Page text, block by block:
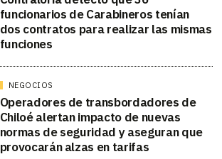
funcionarios de Carabineros tenían
dos contratos para realizar las mismas
funciones
NEGOCIOS
Operadores de transbordadores de
Chiloé alertan impacto de nuevas
normas de seguridad y aseguran que
provocarán alzas en tarifas